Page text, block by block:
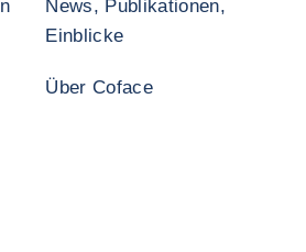
News, Publikationen,
Einblicke
Über Coface